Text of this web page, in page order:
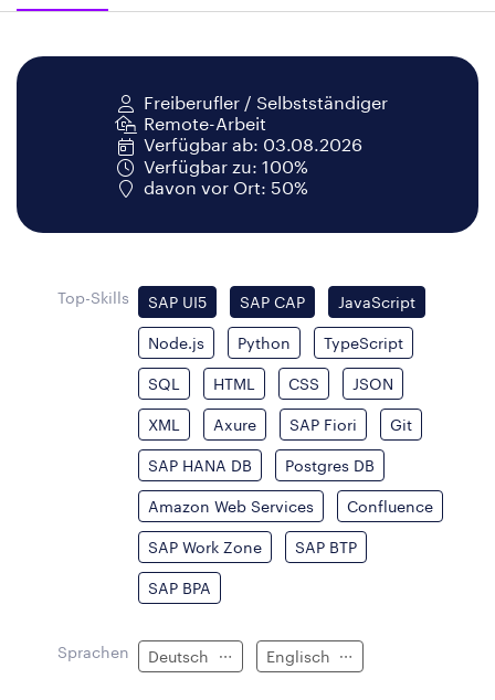
Freiberufler / Selbstständiger
Remote-Arbeit
Verfügbar ab: 03.08.2026
Verfügbar zu: 100%
davon vor Ort: 50%
Top-Skills SAP UI5 SAP CAP JavaScript
Node.js Python TypeScript
SQL HTML CSS JSON
XML Axure SAP Fiori Git
SAP HANA DB Postgres DB
Amazon Web Services Confluence
SAP Work Zone SAP BTP
SAP BPA
Sprachen Deutsch Englisch